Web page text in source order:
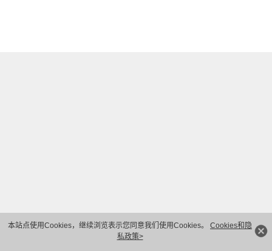
本站点使用Cookies，继续浏览表示您同意我们使用Cookies。 Cookies和隐
私政策>